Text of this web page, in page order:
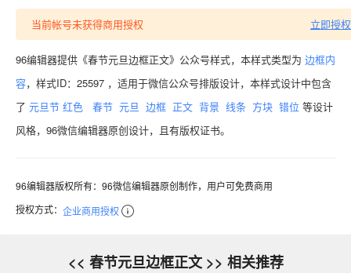
当前帐号未获得商用授权 立即授权
96编辑器提供《春节元旦边框正文》公众号样式，本样式类型为 边框内
容，样式ID：25597 ，适用于微信公众号排版设计，本样式设计中包含
了 元旦节 红色 春节 元旦 边框 正文 背景 线条 方块 错位 等设计
风格，96微信编辑器原创设计，且有版权证书。
96编辑器版权所有：96微信编辑器原创制作，用户可免费商用
授权方式： 企业商用授权
<< 春节元旦边框正文 >> 相关推荐